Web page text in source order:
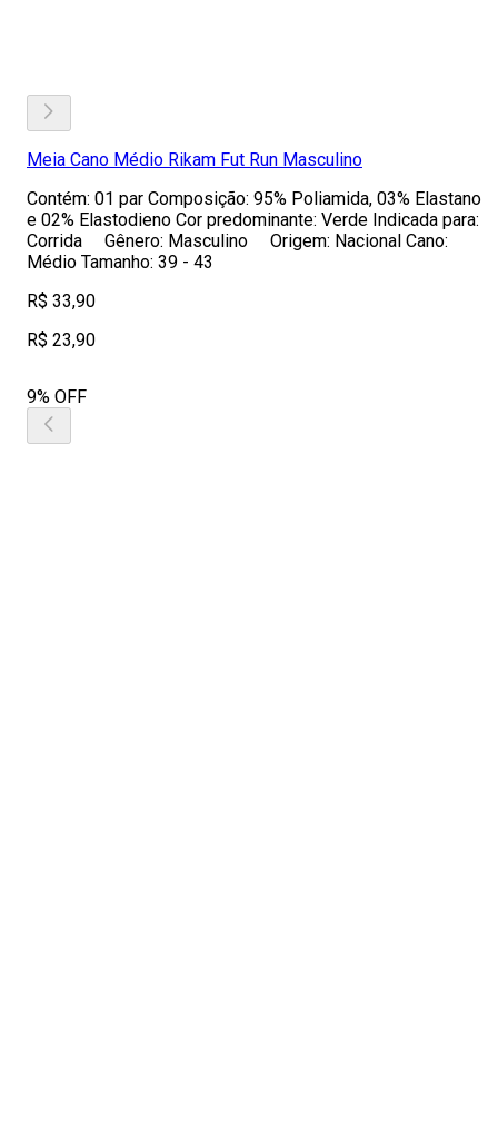
Meia Cano Médio Rikam Fut Run Masculino
Contém: 01 par Composição: 95% Poliamida, 03% Elastano
e 02% Elastodieno Cor predominante: Verde Indicada para:
Corrida Gênero: Masculino Origem: Nacional Cano:
Médio Tamanho: 39 - 43
R$ 33,90
R$ 23,90
9% OFF